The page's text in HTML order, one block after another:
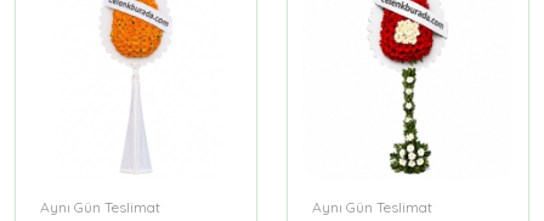
Aynı Gün Teslimat Aynı Gün Teslimat